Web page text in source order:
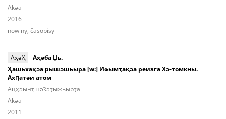
Aҟәа
2016
nowiny, časopisy
АҳәҲ
Аҳәба Џь.
Ҳашьхақәа рышәшьыра [w:] Иҩымҭақәа реизга Хә-томкны.
Ахԥатәи атом
Аԥ­ҳәынҭ­шәҟәҭы­жьыp­ҭа
Aҟәа
2011